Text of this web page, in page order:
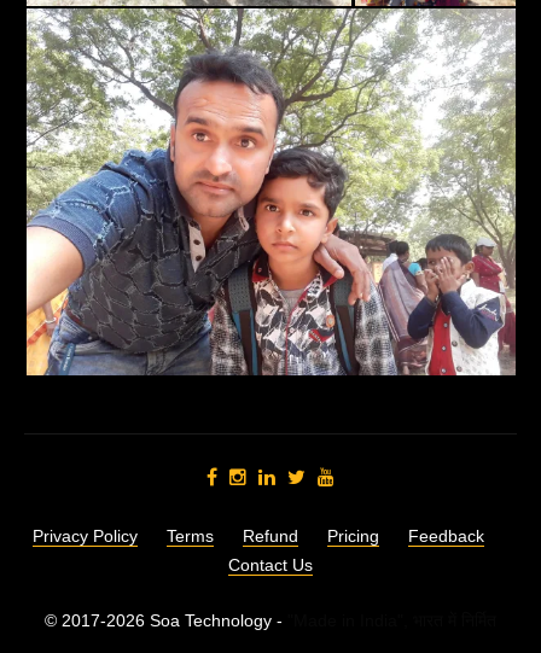
Privacy Policy Terms Refund Pricing
Feedback
Contact Us
© 2017-2026 Soa Technology -